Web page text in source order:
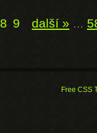
8 9 další » ...
Free CSS